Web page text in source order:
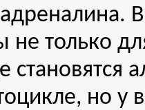
не только
но у